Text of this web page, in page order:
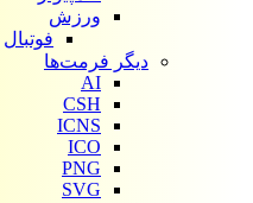
ورزش
فوتبال
دیگر فرمت‌ها
AI
CSH
ICNS
ICO
PNG
SVG